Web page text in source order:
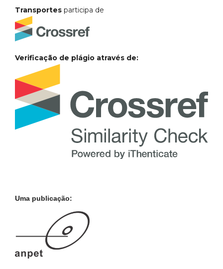
Transportes participa de
Verificação de plágio através de:
Uma publicação: